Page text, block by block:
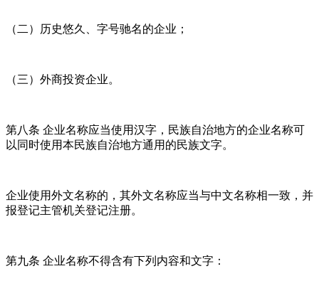
（二）历史悠久、字号驰名的企业；
（三）外商投资企业。
第八条 企业名称应当使用汉字，民族自治地方的企业名称可
以同时使用本民族自治地方通用的民族文字。
企业使用外文名称的，其外文名称应当与中文名称相一致，并
报登记主管机关登记注册。
第九条 企业名称不得含有下列内容和文字：